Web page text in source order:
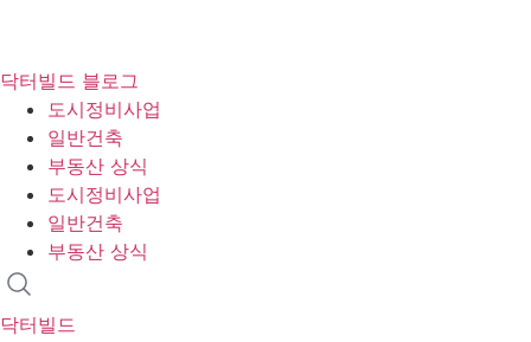
츠
닥터빌드 블로그
도시정비사업
일반건축
부동산 상식
도시정비사업
일반건축
부동산 상식
닥터빌드